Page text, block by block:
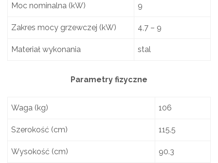
Moc nominalna (kW) 9
Zakres mocy grzewczej (kW) 4,7 – 9
Materiał wykonania stal
Parametry fizyczne
Waga (kg) 106
Szerokość (cm) 115.5
Wysokość (cm) 90.3